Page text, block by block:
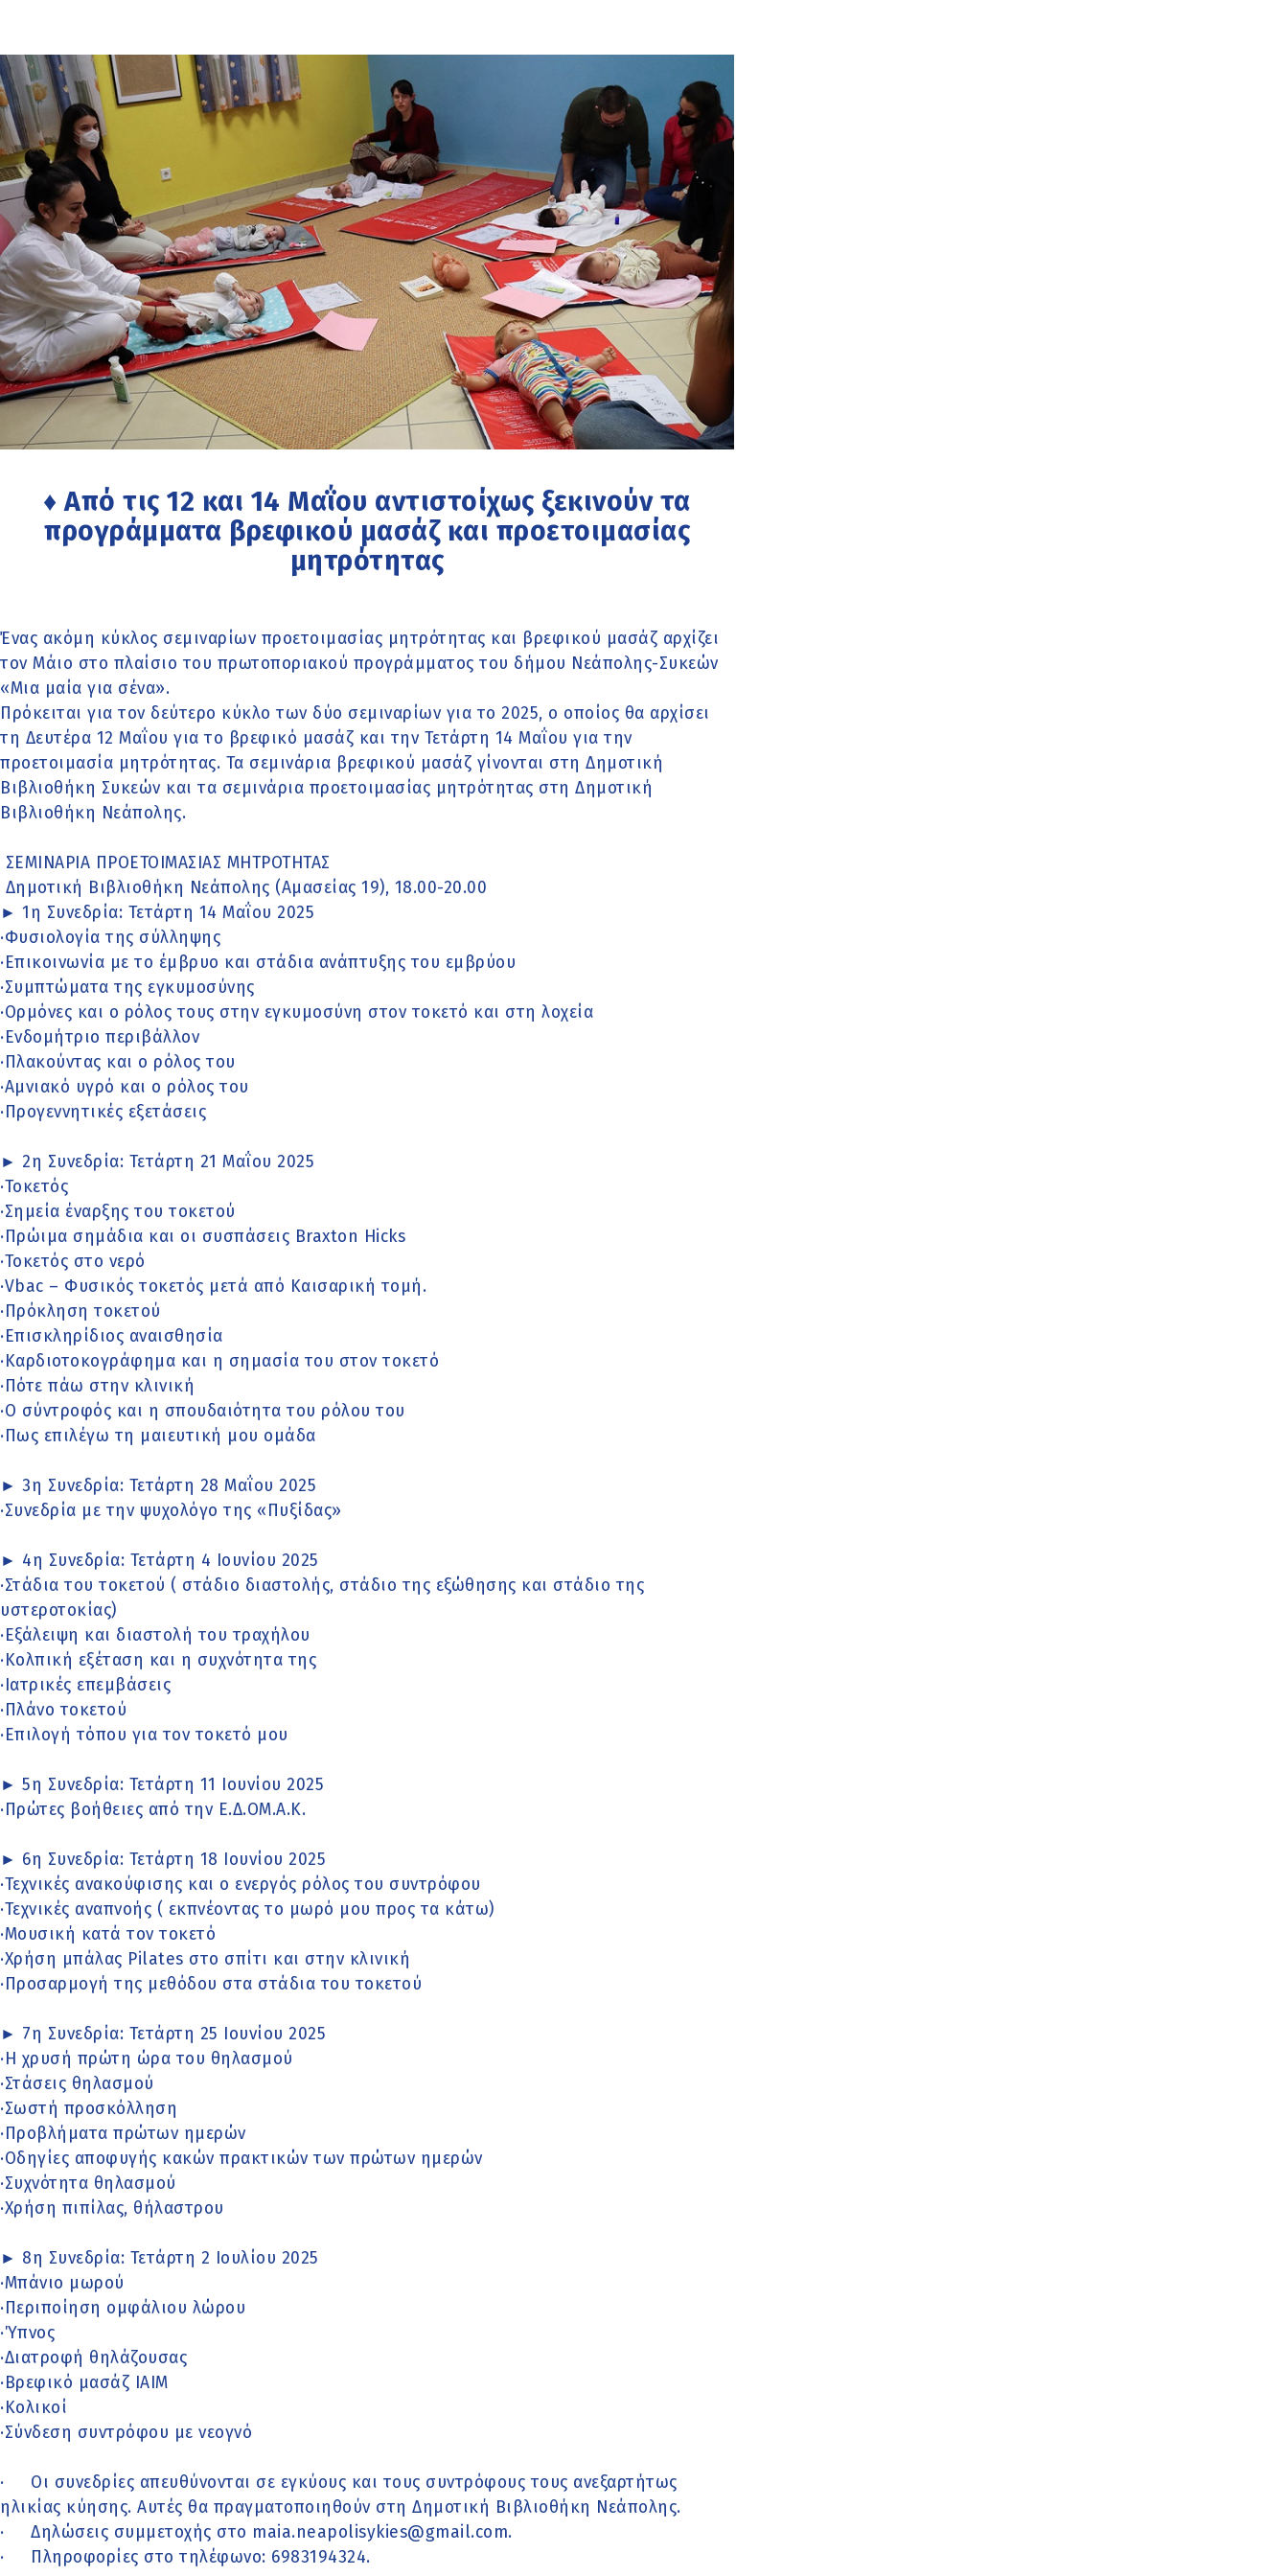
♦ Από τις 12 και 14 Μαΐου αντιστοίχως ξεκινούν τα
προγράμματα βρεφικού μασάζ και προετοιμασίας
μητρότητας
Ένας ακόμη κύκλος σεμιναρίων προετοιμασίας μητρότητας και βρεφικού μασάζ αρχίζει
τον Μάιο στο πλαίσιο του πρωτοποριακού προγράμματος του δήμου Νεάπολης-Συκεών
«Μια μαία για σένα».
Πρόκειται για τον δεύτερο κύκλο των δύο σεμιναρίων για το 2025, ο οποίος θα αρχίσει
τη Δευτέρα 12 Μαΐου για το βρεφικό μασάζ και την Τετάρτη 14 Μαΐου για την
προετοιμασία μητρότητας. Τα σεμινάρια βρεφικού μασάζ γίνονται στη Δημοτική
Βιβλιοθήκη Συκεών και τα σεμινάρια προετοιμασίας μητρότητας στη Δημοτική
Βιβλιοθήκη Νεάπολης.
ΣΕΜΙΝΑΡΙΑ ΠΡΟΕΤΟΙΜΑΣΙΑΣ ΜΗΤΡΟΤΗΤΑΣ
Δημοτική Βιβλιοθήκη Νεάπολης (Αμασείας 19), 18.00-20.00
► 1η Συνεδρία: Τετάρτη 14 Μαΐου 2025
·Φυσιολογία της σύλληψης
·Επικοινωνία με το έμβρυο και στάδια ανάπτυξης του εμβρύου
·Συμπτώματα της εγκυμοσύνης
·Ορμόνες και ο ρόλος τους στην εγκυμοσύνη στον τοκετό και στη λοχεία
·Ενδομήτριο περιβάλλον
·Πλακούντας και ο ρόλος του
·Αμνιακό υγρό και ο ρόλος του
·Προγεννητικές εξετάσεις
► 2η Συνεδρία: Τετάρτη 21 Μαΐου 2025
·Τοκετός
·Σημεία έναρξης του τοκετού
·Πρώιμα σημάδια και οι συσπάσεις Braxton Hicks
·Τοκετός στο νερό
·Vbac – Φυσικός τοκετός μετά από Καισαρική τομή.
·Πρόκληση τοκετού
·Επισκληρίδιος αναισθησία
·Καρδιοτοκογράφημα και η σημασία του στον τοκετό
·Πότε πάω στην κλινική
·Ο σύντροφός και η σπουδαιότητα του ρόλου του
·Πως επιλέγω τη μαιευτική μου ομάδα
► 3η Συνεδρία: Τετάρτη 28 Μαΐου 2025
·Συνεδρία με την ψυχολόγο της «Πυξίδας»
► 4η Συνεδρία: Τετάρτη 4 Ιουνίου 2025
·Στάδια του τοκετού ( στάδιο διαστολής, στάδιο της εξώθησης και στάδιο της
υστεροτοκίας)
·Εξάλειψη και διαστολή του τραχήλου
·Κολπική εξέταση και η συχνότητα της
·Ιατρικές επεμβάσεις
·Πλάνο τοκετού
·Επιλογή τόπου για τον τοκετό μου
► 5η Συνεδρία: Τετάρτη 11 Ιουνίου 2025
·Πρώτες βοήθειες από την Ε.Δ.ΟΜ.Α.Κ.
► 6η Συνεδρία: Τετάρτη 18 Ιουνίου 2025
·Τεχνικές ανακούφισης και ο ενεργός ρόλος του συντρόφου
·Τεχνικές αναπνοής ( εκπνέοντας το μωρό μου προς τα κάτω)
·Μουσική κατά τον τοκετό
·Χρήση μπάλας Pilates στο σπίτι και στην κλινική
·Προσαρμογή της μεθόδου στα στάδια του τοκετού
► 7η Συνεδρία: Τετάρτη 25 Ιουνίου 2025
·Η χρυσή πρώτη ώρα του θηλασμού
·Στάσεις θηλασμού
·Σωστή προσκόλληση
·Προβλήματα πρώτων ημερών
·Οδηγίες αποφυγής κακών πρακτικών των πρώτων ημερών
·Συχνότητα θηλασμού
·Χρήση πιπίλας, θήλαστρου
► 8η Συνεδρία: Τετάρτη 2 Ιουλίου 2025
·Μπάνιο μωρού
·Περιποίηση ομφάλιου λώρου
·Ύπνος
·Διατροφή θηλάζουσας
·Βρεφικό μασάζ IAIM
·Κολικοί
·Σύνδεση συντρόφου με νεογνό
· Οι συνεδρίες απευθύνονται σε εγκύους και τους συντρόφους τους ανεξαρτήτως
ηλικίας κύησης. Αυτές θα πραγματοποιηθούν στη Δημοτική Βιβλιοθήκη Νεάπολης.
· Δηλώσεις συμμετοχής στο maia.neapolisykies@gmail.com.
· Πληροφορίες στο τηλέφωνο: 6983194324.